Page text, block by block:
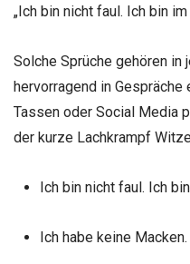
„Ich bin nicht faul. Ich bin
Solche Sprüche gehören in
hervorragend in
Tassen oder Social Media
der kurze Lachkrampf
Ich bin nicht faul. Ich
Ich habe keine